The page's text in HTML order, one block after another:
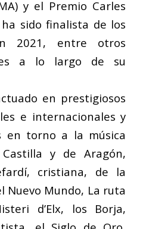
y el Premio Carles
sido finalista de los
2021, entre otros
a lo largo de su
en prestigiosos
e internacionales y
en torno a la música
y de Aragón,
cristiana, de la
Nuevo Mundo, La ruta
d’Elx, los Borja,